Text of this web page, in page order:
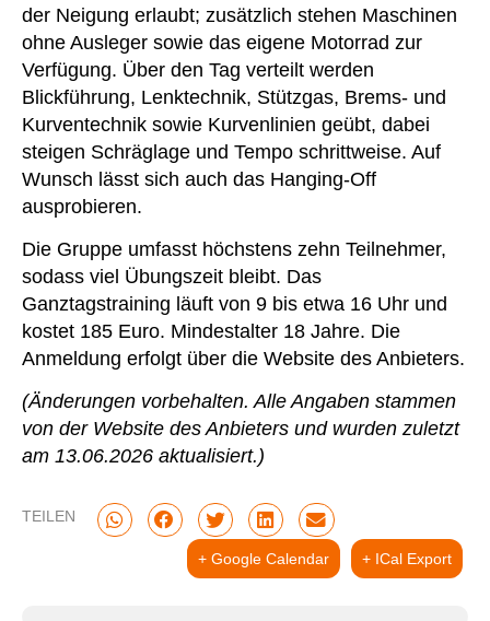
der Neigung erlaubt; zusätzlich stehen Maschinen
ohne Ausleger sowie das eigene Motorrad zur
Verfügung. Über den Tag verteilt werden
Blickführung, Lenktechnik, Stützgas, Brems- und
Kurventechnik sowie Kurvenlinien geübt, dabei
steigen Schräglage und Tempo schrittweise. Auf
Wunsch lässt sich auch das Hanging-Off
ausprobieren.
Die Gruppe umfasst höchstens zehn Teilnehmer,
sodass viel Übungszeit bleibt. Das
Ganztagstraining läuft von 9 bis etwa 16 Uhr und
kostet 185 Euro. Mindestalter 18 Jahre. Die
Anmeldung erfolgt über die Website des Anbieters.
(Änderungen vorbehalten. Alle Angaben stammen
von der Website des Anbieters und wurden zuletzt
am 13.06.2026 aktualisiert.)
TEILEN
+ Google Calendar + ICal Export